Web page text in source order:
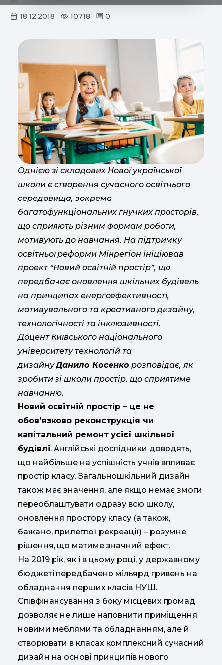
18.12.2018 10718 0
Однією зі складових Нової української
школи є створення сучасного освітнього
середовища, зокрема
багатофункціональних гнучких просторів,
що сприяють різним формам роботи,
мотивують до навчання. На підтримку
освітньої реформи Мінрегіон ініціював
проект “Новий освітній простір”, що
передбачає оновлення шкільних будівель
на принципах енергоефективності,
мотивувального та креативного дизайну,
технологічності та інклюзивності.
Доцент Київського національного
університету технологій та
дизайнуДанило Косенко розповідає, як
зробити зі школи простір, що сприятиме
навчанню.
Новий освітній простір – це не
обов’язково реконструкція чи
капітальний ремонт усієї шкільної
будівлі. Англійські дослідники доводять,
що найбільше на успішність учнів впливає
простір класу. Загальношкільний дизайн
також має значення, але якщо немає змоги
переоблаштувати одразу всю школу,
оновлення простору класу (а також,
бажано, прилеглої рекреації) – розумне
рішення, що матиме значний ефект.
На 2019 рік, як і в цьому році, у державному
бюджеті передбачено мільярд гривень на
обладнання перших класів НУШ.
Співфінансування з боку місцевих громад
дозволяє не лише наповнити приміщення
новими меблями та обладнанням, але й
створювати в класах комплексний сучасний
дизайн на основі принципів нового